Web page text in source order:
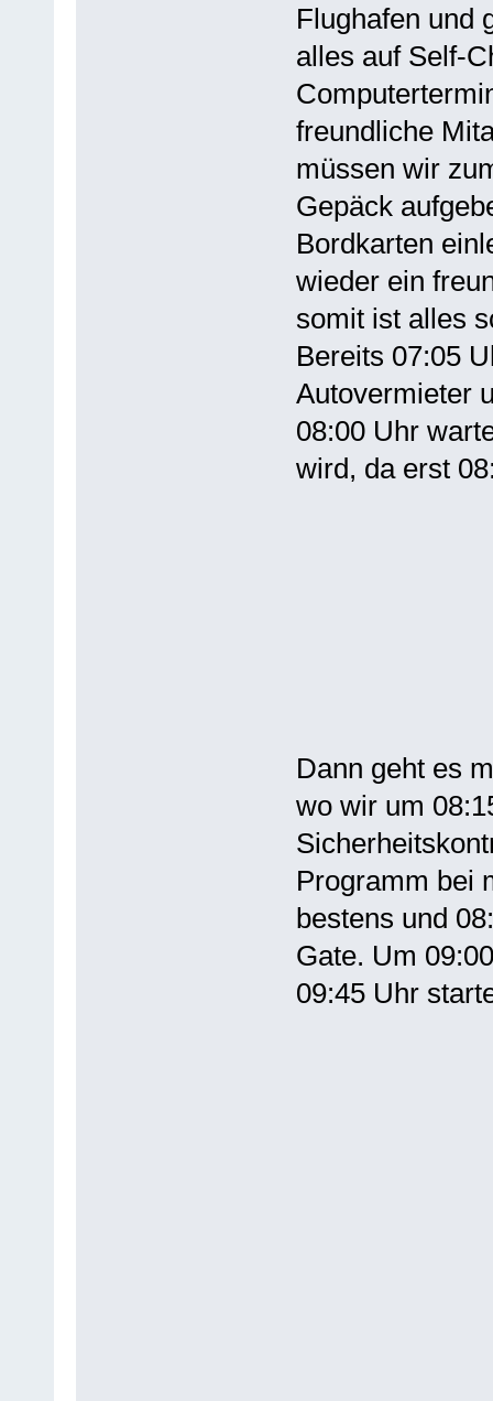
Flughafen und
alles auf Self-
freundliche
müssen wir
Gepäck
Bordkarten
wieder ein
somit ist alles
Bereits 07:05
Autovermieter
08:00 Uhr
wird, da erst
Dann geht es
wo wir um
Programm bei
bestens und
Gate. Um
09:45 Uhr